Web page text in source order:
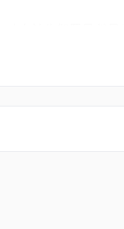
表演相關的變動
時間。